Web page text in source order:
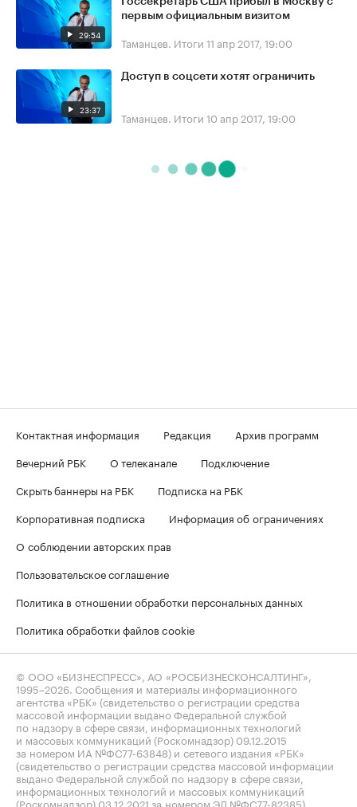
29:54
первым официальным визитом
Таманцев. Итоги 11 апр 2017, 19:00
23:37
Доступ в соцсети хотят ограничить
Таманцев. Итоги 10 апр 2017, 19:00
Контактная информация Редакция
Архив программ
Вечерний РБК
О телеканале
Подключение
Скрыть баннеры на РБК
Подписка на РБК
Корпоративная подписка
Информация об ограничениях
О соблюдении авторских прав
Пользовательское соглашение
Политика в отношении обработки персональных данных
Политика обработки файлов cookie
© ООО «БИЗНЕСПРЕСС», АО «РОСБИЗНЕСКОНСАЛТИНГ»,
1995–2026 . Сообщения и материалы информационного
агентства «РБК» (свидетельство о регистрации средства
массовой информации выдано Федеральной службой
по надзору в сфере связи, информационных технологий
и массовых коммуникаций (Роскомнадзор) 09.12.2015
за номером ИА №ФС77-63848) и сетевого издания «РБК»
(свидетельство о регистрации средства массовой информации
выдано Федеральной службой по надзору в сфере связи,
информационных технологий и массовых коммуникаций
(Роскомнадзор) 03.12.2021 за номером ЭЛ №ФС77-82385)